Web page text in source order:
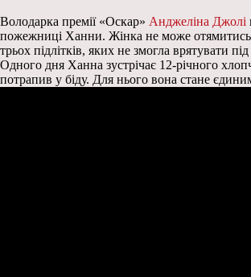
Володарка премії «Оскар» Анджеліна Джолі
пожежниці Ханни. Жінка не може отямитись
трьох підлітків, яких не змогла врятувати
Одного дня Ханна зустрічає 12-річного
потрапив у біду. Для нього вона стане